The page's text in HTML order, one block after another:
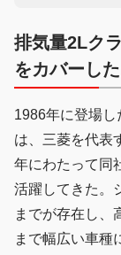
排気量2Lク
をカバーし
1986年に登場し
は、三菱を代表
年にわたって同
活躍してきた。
までが存在し、
まで幅広い車種